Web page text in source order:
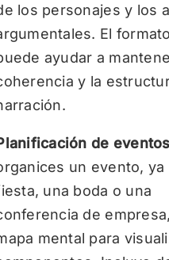
los personajes y los
El
ayudar a
y la
de
un evento, ya
una boda o una
de
mental para